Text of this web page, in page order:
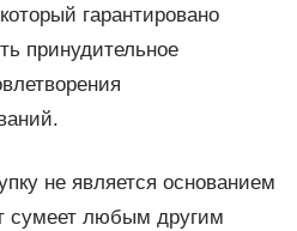
гарантировано
принудительное
не является основанием
сумеет любым другим